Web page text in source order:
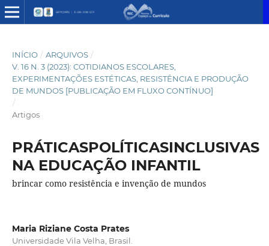
INÍCIO / ARQUIVOS /
V. 16 N. 3 (2023): COTIDIANOS ESCOLARES,
EXPERIMENTAÇÕES ESTÉTICAS, RESISTÊNCIA E PRODUÇÃO
DE MUNDOS [PUBLICAÇÃO EM FLUXO CONTÍNUO]
/
Artigos
PRÁTICASPOLÍTICASINCLUSIVAS
NA EDUCAÇÃO INFANTIL
brincar como resistência e invenção de mundos
Maria Riziane Costa Prates
Universidade Vila Velha, Brasil.